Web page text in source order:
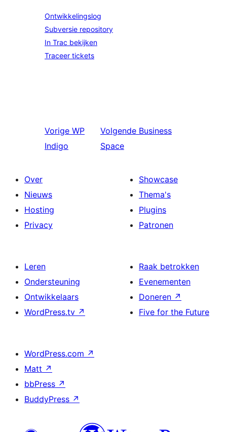
Ontwikkelingslog
Subversie repository
In Trac bekijken
Traceer tickets
Vorige WP
Indigo
Volgende Business
Space
Over
Nieuws
Hosting
Privacy
Showcase
Thema's
Plugins
Patronen
Leren
Ondersteuning
Ontwikkelaars
WordPress.tv ↗
Raak betrokken
Evenementen
Doneren ↗
Five for the Future
WordPress.com ↗
Matt ↗
bbPress ↗
BuddyPress ↗